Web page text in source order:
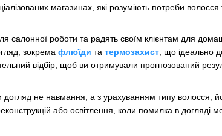
магазинах, які розуміють потреби
салонної роботи та радять своїм клієнтам для
зокрема флюїди та термозахист, що ідеально
відбір, щоб ви отримували прогнозований
не навмання, а з урахуванням типу волосся,
або освітлення, коли помилка в догляді